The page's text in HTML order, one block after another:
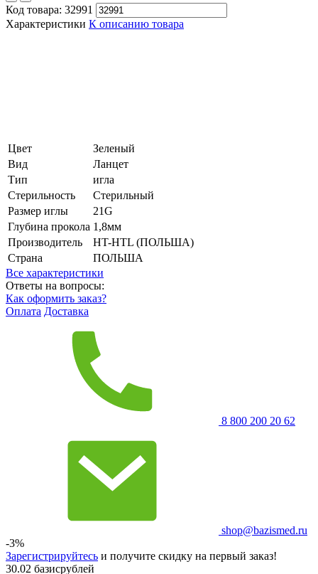
Код товара: 32991
Характеристики К описанию товара
Цвет
Зеленый
Вид
Ланцет
Тип
игла
Стерильность
Стерильный
Размер иглы
21G
Глубина прокола 1,8мм
Производитель
HT-HTL (ПОЛЬША)
Страна
ПОЛЬША
Все характеристики
Ответы на вопросы:
Как оформить заказ?
Оплата Доставка
8 800 200 20 62
shop@bazismed.ru
-3%
Зарегистрируйтесь и получите скидку на первый заказ!
30.02 базисрублей